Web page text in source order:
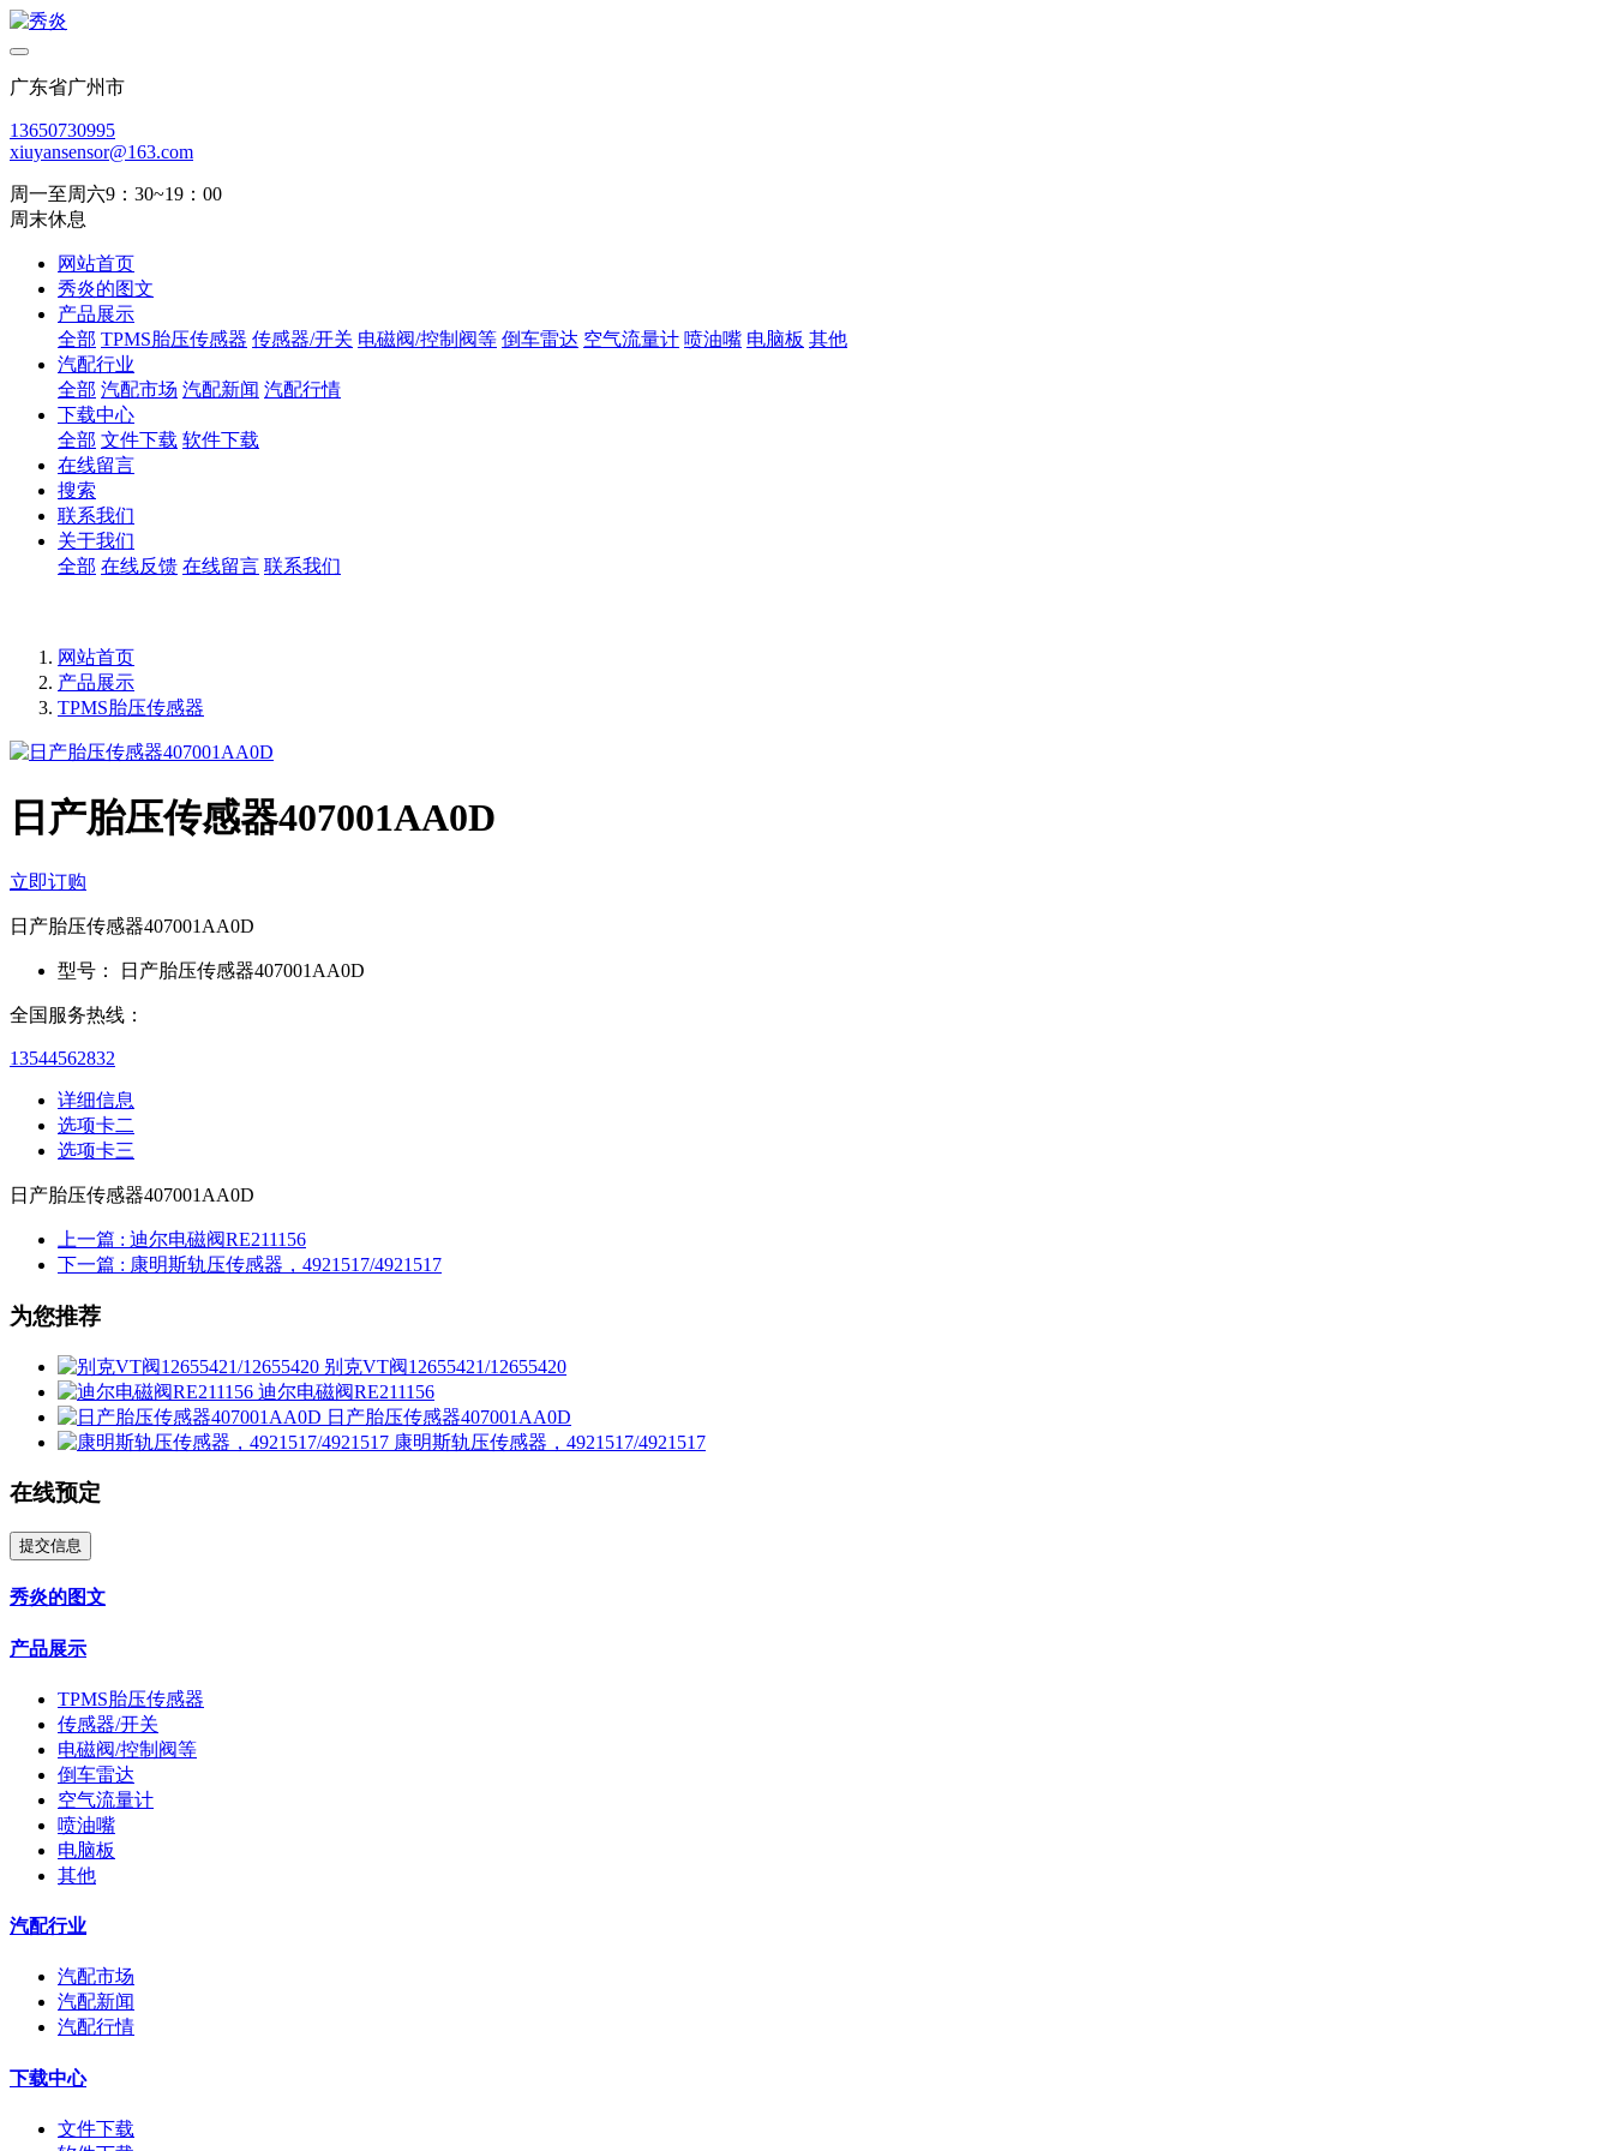
广东省广州市
13650730995
xiuyansensor@163.com
周一至周六9：30~19：00
周末休息
网站首页
秀炎的图文
产品展示
全部 TPMS胎压传感器 传感器/开关 电磁阀/控制阀等 倒车雷达 空气流量计 喷油嘴 电脑板 其他
汽配行业
全部 汽配市场 汽配新闻 汽配行情
下载中心
全部 文件下载 软件下载
在线留言
搜索
联系我们
关于我们
全部 在线反馈 在线留言 联系我们
网站首页
产品展示
TPMS胎压传感器
日产胎压传感器407001AA0D
立即订购
日产胎压传感器407001AA0D
型号： 日产胎压传感器407001AA0D
全国服务热线：
13544562832
详细信息
选项卡二
选项卡三
日产胎压传感器407001AA0D
上一篇 : 迪尔电磁阀RE211156
下一篇 : 康明斯轨压传感器，4921517/4921517
为您推荐
别克VT阀12655421/12655420
迪尔电磁阀RE211156
日产胎压传感器407001AA0D
康明斯轨压传感器，4921517/4921517
在线预定
提交信息
秀炎的图文
产品展示
TPMS胎压传感器
传感器/开关
电磁阀/控制阀等
倒车雷达
空气流量计
喷油嘴
电脑板
其他
汽配行业
汽配市场
汽配新闻
汽配行情
下载中心
文件下载